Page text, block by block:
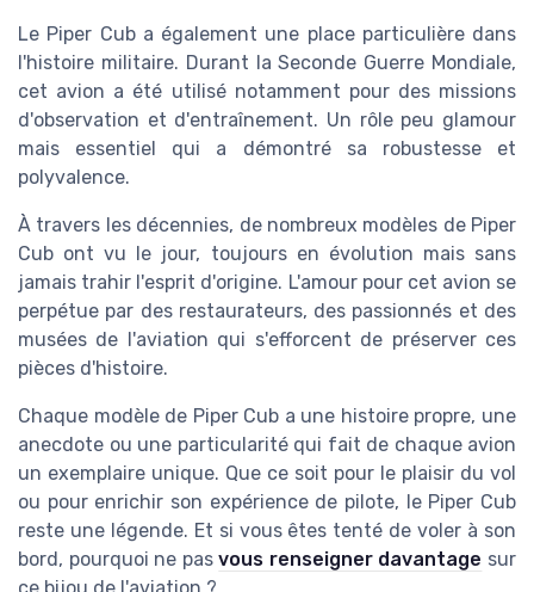
Le Piper Cub a également une place particulière dans
l'histoire militaire. Durant la Seconde Guerre Mondiale,
cet avion a été utilisé notamment pour des missions
d'observation et d'entraînement. Un rôle peu glamour
mais essentiel qui a démontré sa robustesse et
polyvalence.
À travers les décennies, de nombreux modèles de Piper
Cub ont vu le jour, toujours en évolution mais sans
jamais trahir l'esprit d'origine. L'amour pour cet avion se
perpétue par des restaurateurs, des passionnés et des
musées de l'aviation qui s'efforcent de préserver ces
pièces d'histoire.
Chaque modèle de Piper Cub a une histoire propre, une
anecdote ou une particularité qui fait de chaque avion
un exemplaire unique. Que ce soit pour le plaisir du vol
ou pour enrichir son expérience de pilote, le Piper Cub
reste une légende. Et si vous êtes tenté de voler à son
bord, pourquoi ne pasvous renseigner davantage sur